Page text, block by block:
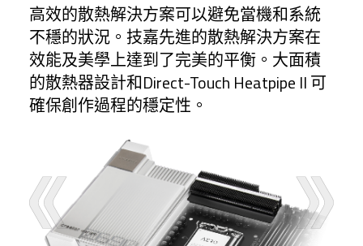
高效的散熱解決方案可以避免當機和系統
不穩的狀況。技嘉先進的散熱解決方案在
效能及美學上達到了完美的平衡。大面積
的散熱器設計和Direct-Touch Heatpipe II 可
確保創作過程的穩定性。